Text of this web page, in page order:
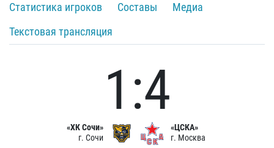
Статистика игроков
Составы
Медиа
Текстовая трансляция
«ХК Сочи»
г. Сочи
1:4
«ЦСКА»
г. Москва